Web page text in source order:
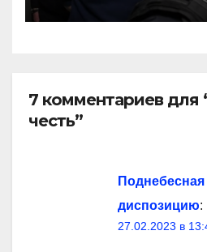
7 комментариев для
честь”
Поднебесная
диспозицию:
27.02.2023 в